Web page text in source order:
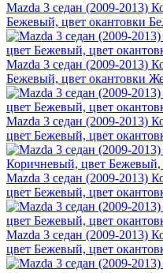
Mazda 3 седан (2009-2013)
Бежевый, цвет окантовки
Mazda 3 седан (2009-
Бежевый, цвет окантовки
Mazda 3 седан (2009-2013)
цвет Бежевый, цвет
Mazda 3 седан (2009-
цвет Бежевый, цвет
Mazda 3 седан (2009-
цвет Бежевый, цвет